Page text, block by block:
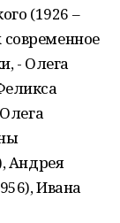
(1926 –
- Олега
Андрея
Ивана